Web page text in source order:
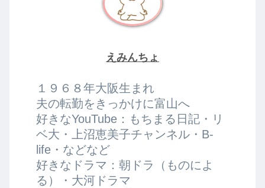
えみんちょ
１９６８年大阪生まれ
夫の転勤をきっかけに富山へ
好きなYouTube：もちまる日記・リ
ベ大・上沼恵美子チャンネル・B-
life・などなど
好きなドラマ：朝ドラ（ものによ
る）・大河ドラマ